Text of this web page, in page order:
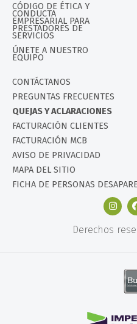
CÓDIGO DE ÉTICA Y
CONDUCTA
EMPRESARIAL PARA
PRESTADORES DE
SERVICIOS
ÚNETE A NUESTRO
EQUIPO
CONTÁCTANOS
PREGUNTAS FRECUENTES
QUEJAS Y ACLARACIONES
FACTURACIÓN CLIENTES
FACTURACIÓN MCB
AVISO DE PRIVACIDAD
MAPA DEL SITIO
FICHA DE PERSONAS
Derechos